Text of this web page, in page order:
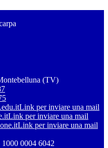
(TV)
Link per inviare una mail
Link per inviare una mail
Link per inviare una mail
0004 6042